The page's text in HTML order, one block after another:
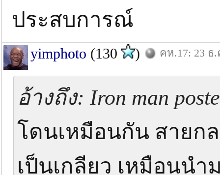
ประสบการณ์
yimphoto (130 ) คห.17: 23 ธ.
อ้างถึง: Iron man
โดนเหมือนกัน สายก
เป็นเกลียว เหมือนน